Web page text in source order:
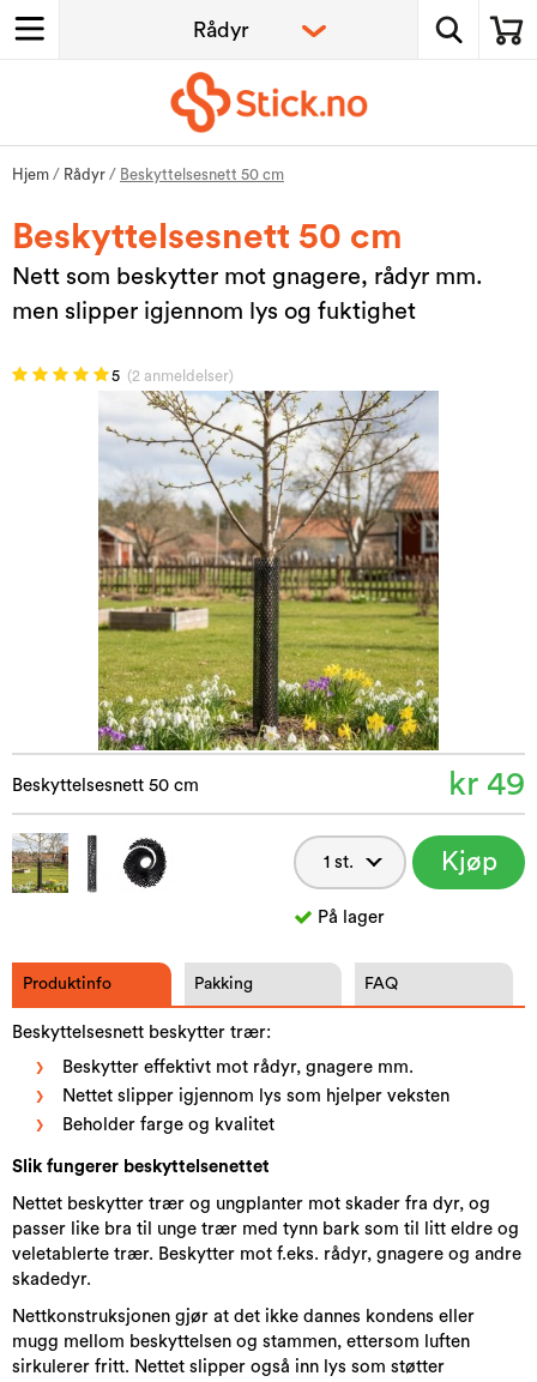
Hjem / Rådyr / Beskyttelsesnett 50 cm
Beskyttelsesnett 50 cm
Nett som beskytter mot gnagere, rådyr mm.
men slipper igjennom lys og fuktighet
5 (2 anmeldelser)
Beskyttelsesnett 50 cm kr 49
Kjøp
På lager
Produktinfo Pakking FAQ
Beskyttelsesnett beskytter trær:
Beskytter effektivt mot rådyr, gnagere mm.
Nettet slipper igjennom lys som hjelper veksten
Beholder farge og kvalitet
Slik fungerer beskyttelsenettet
Nettet beskytter trær og ungplanter mot skader fra dyr, og
passer like bra til unge trær med tynn bark som til litt eldre og
veletablerte trær. Beskytter mot f.eks. rådyr, gnagere og andre
skadedyr.
Nettkonstruksjonen gjør at det ikke dannes kondens eller
mugg mellom beskyttelsen og stammen, ettersom luften
sirkulerer fritt. Nettet slipper også inn lys som støtter